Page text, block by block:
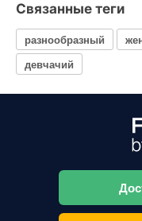
Связанные теги
разнообразный
девчачий